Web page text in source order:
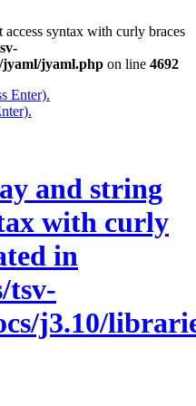
syntax with curly braces
jyaml/jyaml.php on line 4692
Enter).
and string
with curly
in
tsv-
j3.10/